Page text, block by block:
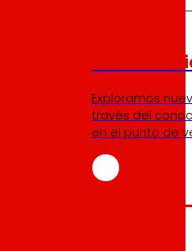
Retail
Exploramos
través del
en el punto de